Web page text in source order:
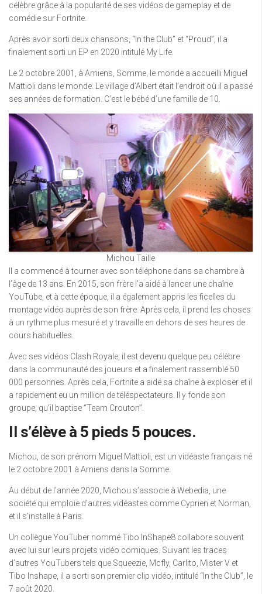
célèbre grâce à la popularité de ses vidéos de gameplay et de
comédie sur Fortnite.
Après avoir sorti deux chansons, “In the Club” et “Proud”, il a
finalement sorti un EP en 2020 intitulé My Life.
Le 2 octobre 2001, à Amiens, Somme, le monde a accueilli Miguel
Mattioli dans le monde. Le village d’Albert était l’endroit où il a passé
ses années de formation. C’est le bébé d’une famille de 10.
Michou Taille
Il a commencé à tourner avec son téléphone dans sa chambre à
l’âge de 13 ans. En 2015, son frère l’a aidé à lancer une chaîne
YouTube, et à cette époque, il a également appris les ficelles du
montage vidéo auprès de son frère. Après cela, il prend les choses
à un rythme plus mesuré et y travaille en dehors de ses heures de
cours habituelles.
Avec ses vidéos Clash Royale, il est devenu quelque peu célèbre
dans la communauté des joueurs et a finalement rassemblé 50
000 personnes. Après cela, Fortnite a aidé sa chaîne à exploser et il
a rapidement eu un million de téléspectateurs. Il y fonde son
groupe, qu’il baptise “Team Crouton”.
Il s’élève à 5 pieds 5 pouces.
Michou, de son prénom Miguel Mattioli, est un vidéaste français né
le 2 octobre 2001 à Amiens dans la Somme.
Au début de l’année 2020, Michou s’associe à Webedia, une
société qui emploie d’autres vidéastes comme Cyprien et Norman,
et il s’installe à Paris.
Un collègue YouTuber nommé Tibo InShape8 collabore souvent
avec lui sur leurs projets vidéo comiques. Suivant les traces
d’autres YouTubers tels que Squeezie, Mcfly, Carlito, Mister V et
Tibo Inshape, il a sorti son premier clip vidéo, intitulé “In the Club”, le
7 août 2020.